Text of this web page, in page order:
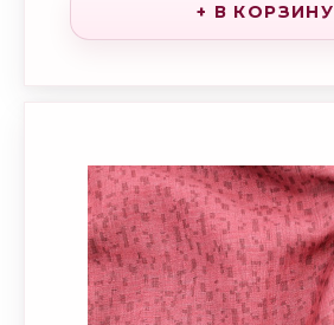
+ В КОРЗИНУ